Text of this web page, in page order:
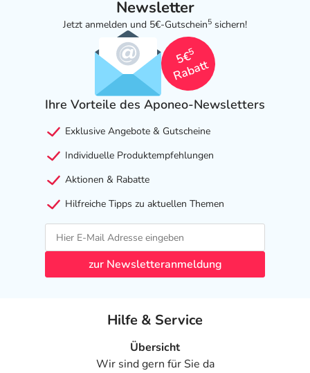
Newsletter
Jetzt anmelden und 5€-Gutschein5 sichern!
5€
5
Rabatt
Ihre Vorteile des Aponeo-Newsletters
Exklusive Angebote & Gutscheine
Individuelle Produktempfehlungen
Aktionen & Rabatte
Hilfreiche Tipps zu aktuellen Themen
zur Newsletteranmeldung
Hilfe & Service
Übersicht
Wir sind gern für Sie da